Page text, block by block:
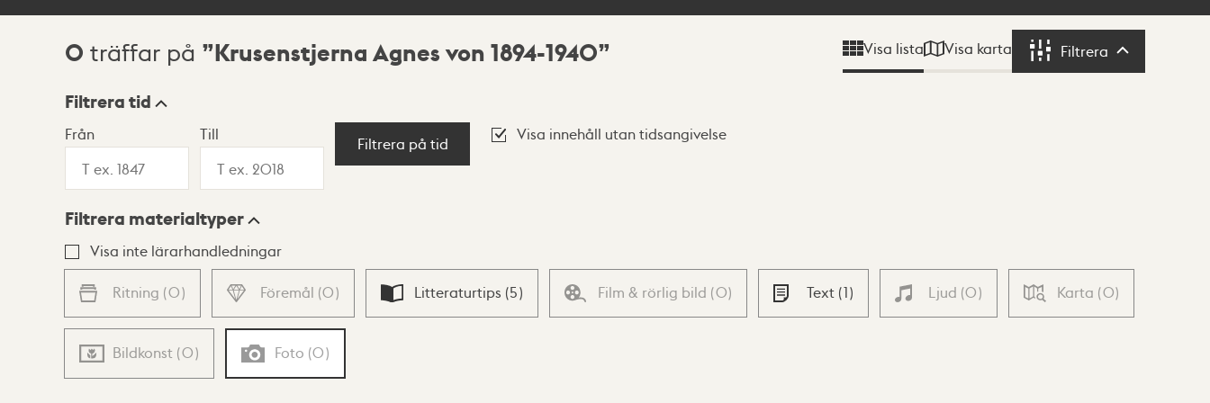
Sökresultat
0 träffar på Krusenstjerna Agnes von 1894-1940 Visa lista Visa karta Filtrera Filtrera
Visningsläge
Lista Karta
Filtrera tid
Från Till
Filtrera på tid
Visa innehåll utan tidsangivelse
Filtrera materialtyper
Visa inte lärarhandledningar
Ritning (0) Föremål (0) Litteraturtips (5) Film & rörlig bild (0) Text (1) Ljud (0) Karta (0)
Bildkonst (0) Foto (0)